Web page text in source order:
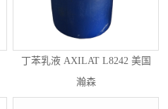
丁苯乳液 AXILAT L8242 美国
瀚森